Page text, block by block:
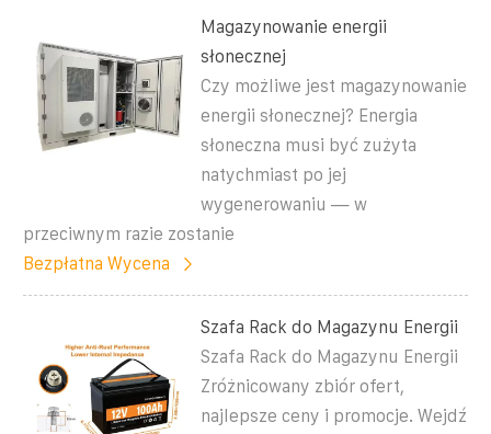
Magazynowanie energii
słonecznej
Czy możliwe jest magazynowanie
energii słonecznej? Energia
słoneczna musi być zużyta
natychmiast po jej
wygenerowaniu — w
przeciwnym razie zostanie
Bezpłatna Wycena
Szafa Rack do Magazynu Energii
Szafa Rack do Magazynu Energii
Zróżnicowany zbiór ofert,
najlepsze ceny i promocje. Wejdź